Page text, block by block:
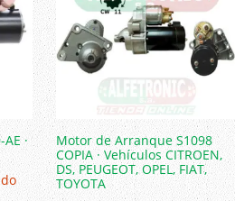
·
Motor de Arranque S1098
COPIA · Vehículos CITROEN,
DS, PEUGEOT, OPEL, FIAT,
TOYOTA